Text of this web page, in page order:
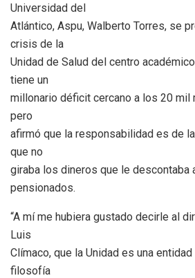
Universidad del
Atlántico, Aspu, Walberto Torres, se
crisis de la
Unidad de Salud del centro
tiene un
millonario déficit cercano a los 20
pero
afirmó que la responsabilidad es de
que no
giraba los dineros que le descontaba
pensionados.
“A mí me hubiera gustado decirle al
Luis
Clímaco, que la Unidad es una
filosofía